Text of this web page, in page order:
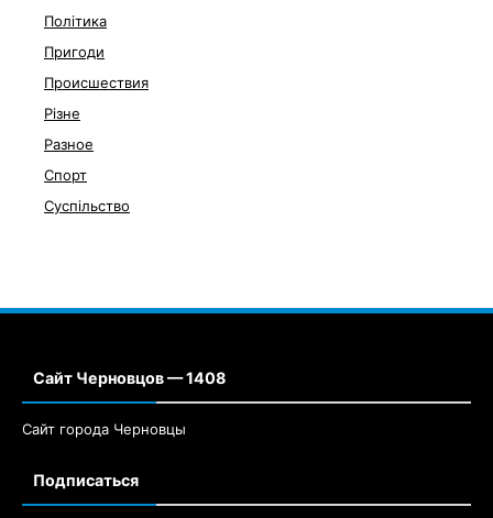
Політика
Пригоди
Происшествия
Різне
Разное
Спорт
Суспільство
Сайт Черновцов — 1408
Сайт города Черновцы
Подписаться